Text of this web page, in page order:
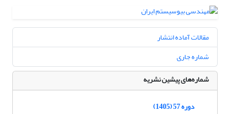
مقالات آماده انتشار
شماره جاری
شماره‌های پیشین نشریه
دوره 57 (1405)